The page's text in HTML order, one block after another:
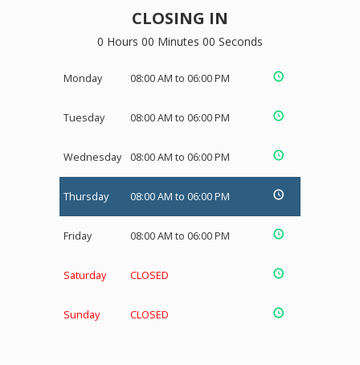
CLOSING IN
0 Hours 00 Minutes 00 Seconds
Monday 08:00 AM to 06:00 PM
Tuesday 08:00 AM to 06:00 PM
Wednesday 08:00 AM to 06:00 PM
Thursday 08:00 AM to 06:00 PM
Friday 08:00 AM to 06:00 PM
Saturday CLOSED
Sunday CLOSED